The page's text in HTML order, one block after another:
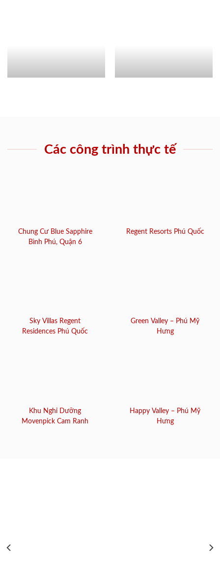
Các công trình thực tế
Chung Cư Blue Sapphire
Bình Phú, Quận 6
Regent Resorts Phú Quốc
Sky Villas Regent
Residences Phú Quốc
Green Valley – Phú Mỹ
Hưng
Khu Nghỉ Dưỡng
Movenpick Cam Ranh
Happy Valley – Phú Mỹ
Hưng